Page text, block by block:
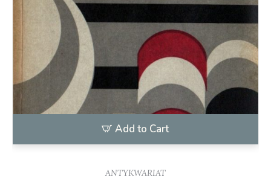
Add to Cart
ANTYKWARIAT